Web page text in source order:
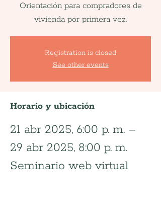
Orientación para compradores de
vivienda por primera vez.
Registration is closed
See other events
Horario y ubicación
21 abr 2025, 6:00 p. m. –
29 abr 2025, 8:00 p. m.
Seminario web virtual